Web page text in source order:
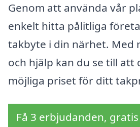
Genom att använda vår
enkelt hitta pålitliga
takbyte i din närhet.
och hjälp kan du se till att
möjliga priset för ditt
Få 3 erbjudanden,